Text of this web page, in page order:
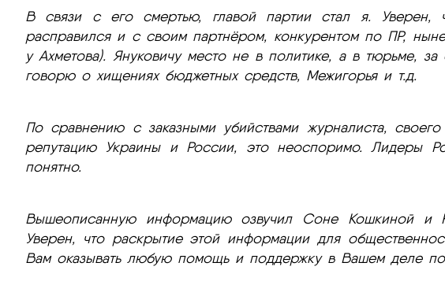
В связи с его смертью, главой партии стал я. Уверен,
расправился и с своим партнёром, конкурентом по ПР,
у Ахметова). Януковичу место не в политике, а в тюрьме,
говорю о хищениях бюджетных средств, Межигорья и т.д.
По сравнению с заказными убийствами журналиста,
репутацию Украины и России, это неоспоримо. Лидеры
понятно.
Вышеописанную информацию озвучил Соне Кошкиной и
Уверен, что раскрытие этой информации для
Вам оказывать любую помощь и поддержку в Вашем деле по